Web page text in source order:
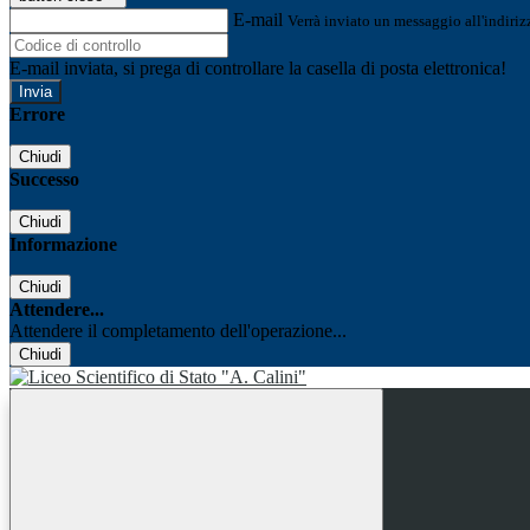
E-mail Verrà inviato un messaggio
E-mail inviata, si prega di controllare la casella di posta elettronica!
Errore
Chiudi
Successo
Chiudi
Informazione
Chiudi
Attendere...
Attendere il completamento dell'operazione...
Chiudi